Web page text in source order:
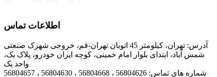
اطلاعات تماس
آدرس: تهران، کیلومتر 45 اتوبان تهران-قم، خروجی شهرک صنعتی
شمس آباد، ابتدای بلوار امام خمینی، کوچه ایران خودرو، پلاک یک،
واحد یک
شماره های تماس: 56804626 ، 56804668 ، 56804630 ، 56804657